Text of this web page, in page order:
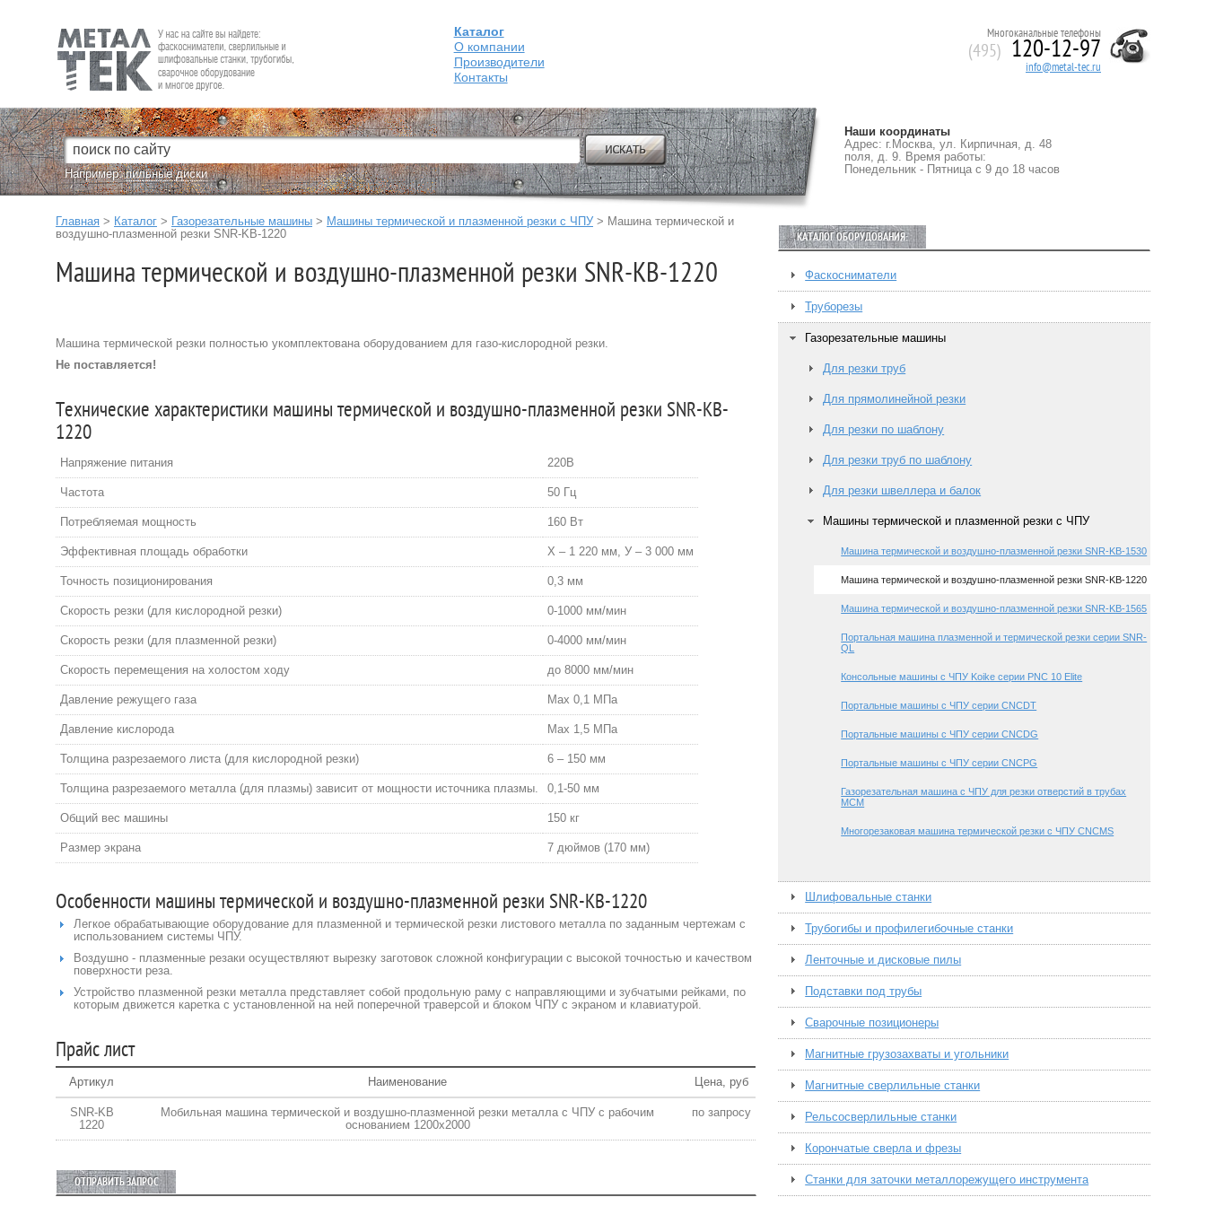
Fein — Профессиональный электроинструмент для обработки
металла.
Каталог
О компании
Производители
Контакты
Многоканальные телефоны
(495) 120-12-97
info@metal-tec.ru
Например:пильные диски
Наши координаты
Адрес: г.Москва, ул. Кирпичная, д. 48
поля, д. 9. Время работы:
Понедельник - Пятница с 9 до 18 часов
Главная > Каталог > Газорезательные машины > Машины термической и плазменной резки с ЧПУ > Машина термической и
воздушно-плазменной резки SNR-KB-1220
Машина термической и воздушно-плазменной резки SNR-KB-1220
Машина термической резки полностью укомплектована оборудованием для газо-кислородной резки.
Не поставляется!
Технические характеристики машины термической и воздушно-плазменной резки SNR-KB-
1220
Напряжение питания 220В
Частота 50 Гц
Потребляемая мощность 160 Вт
Эффективная площадь обработки Х – 1 220 мм, У – 3 000 мм
Точность позиционирования 0,3 мм
Скорость резки (для кислородной резки) 0-1000 мм/мин
Скорость резки (для плазменной резки) 0-4000 мм/мин
Скорость перемещения на холостом ходу до 8000 мм/мин
Давление режущего газа Мах 0,1 МПа
Давление кислорода Мах 1,5 МПа
Толщина разрезаемого листа (для кислородной резки) 6 – 150 мм
Толщина разрезаемого металла (для плазмы) зависит от мощности источника плазмы. 0,1-50 мм
Общий вес машины 150 кг
Размер экрана 7 дюймов (170 мм)
Особенности машины термической и воздушно-плазменной резки SNR-KB-1220
Легкое обрабатывающие оборудование для плазменной и термической резки листового металла по заданным чертежам с
использованием системы ЧПУ.
Воздушно - плазменные резаки осуществляют вырезку заготовок сложной конфигурации с высокой точностью и качеством
поверхности реза.
Устройство плазменной резки металла представляет собой продольную раму с направляющими и зубчатыми рейками, по
которым движется каретка с установленной на ней поперечной траверсой и блоком ЧПУ с экраном и клавиатурой.
Прайс лист
Артикул Наименование Цена, руб
SNR-KB
1220
Мобильная машина термической и воздушно-плазменной резки металла с ЧПУ с рабочим
основанием 1200х2000
по запросу
ОТПРАВИТЬ ЗАПРОС
КАТАЛОГ ОБОРУДОВАНИЯ:
Фаскосниматели
Труборезы
Газорезательные машины
Для резки труб
Для прямолинейной резки
Для резки по шаблону
Для резки труб по шаблону
Для резки швеллера и балок
Машины термической и плазменной резки с ЧПУ
Машина термической и воздушно-плазменной резки SNR-KB-1530
Машина термической и воздушно-плазменной резки SNR-KB-1220
Машина термической и воздушно-плазменной резки SNR-KB-1565
Портальная машина плазменной и термической резки серии SNR-
QL
Консольные машины с ЧПУ Koike серии PNC 10 Elite
Портальные машины с ЧПУ серии CNCDT
Портальные машины с ЧПУ серии CNCDG
Портальные машины с ЧПУ серии CNCРG
Газорезательная машина с ЧПУ для резки отверстий в трубах
MCM
Многорезаковая машина термической резки с ЧПУ CNCMS
Шлифовальные станки
Трубогибы и профилегибочные станки
Ленточные и дисковые пилы
Подставки под трубы
Сварочные позиционеры
Магнитные грузозахваты и угольники
Магнитные сверлильные станки
Рельсосверлильные станки
Корончатые сверла и фрезы
Станки для заточки металлорежущего инструмента